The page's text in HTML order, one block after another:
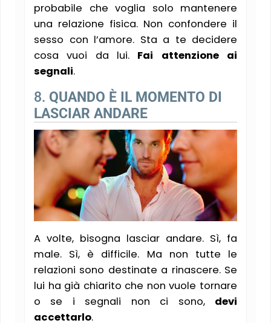
probabile che voglia solo mantenere
una relazione fisica. Non confondere il
sesso con l’amore. Sta a te decidere
cosa vuoi da lui. Fai attenzione ai
segnali.
8. QUANDO È IL MOMENTO DI
LASCIAR ANDARE
A volte, bisogna lasciar andare. Sì, fa
male. Sì, è difficile. Ma non tutte le
relazioni sono destinate a rinascere. Se
lui ha già chiarito che non vuole tornare
o se i segnali non ci sono, devi
accettarlo.